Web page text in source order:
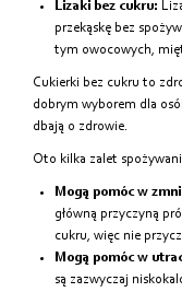
Lizaki bez cukru:
przekąskę bez
tym owocowych,
Cukierki bez cukru to
dobrym wyborem dla
dbają o zdrowie.
Oto kilka zalet
Mogą pomóc w
główną przyczyną
cukru, więc nie
Mogą pomóc w
są zazwyczaj